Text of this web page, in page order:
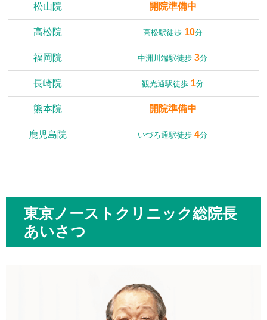
松山院 開院準備中
高松院 高松駅徒歩 10分
福岡院 中洲川端駅徒歩3分
長崎院 観光通駅徒歩 1分
熊本院 開院準備中
鹿児島院 いづろ通駅徒歩4分
東京ノーストクリニック総院長
あいさつ